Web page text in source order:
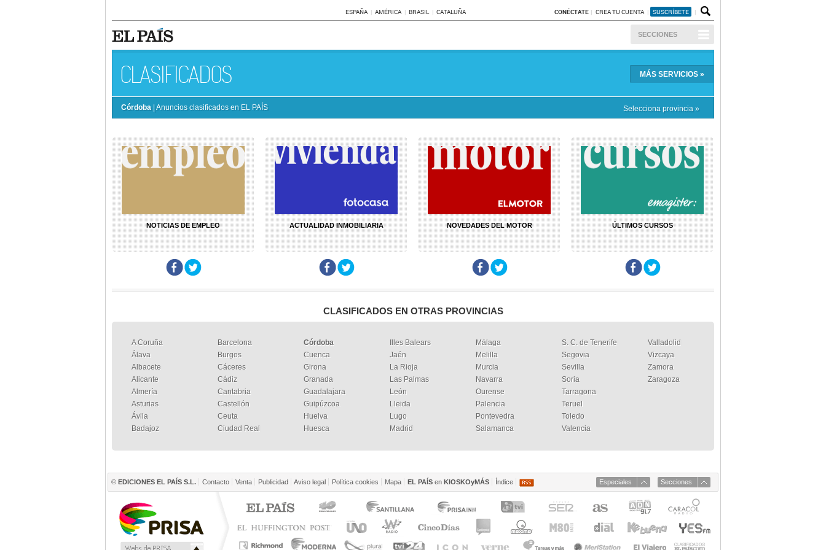
ESPAÑA AMÉRICA BRASIL CATALUÑA CONÉCTATE CREA TU CUENTA SUSCRÍBETE
SECCIONES
MÁS SERVICIOS »
CLASIFICADOS
Córdoba | Anuncios clasificados en EL PAÍS Selecciona provincia »
NOTICIAS DE EMPLEO ACTUALIDAD INMOBILIARIA NOVEDADES DEL MOTOR ÚLTIMOS CURSOS
CLASIFICADOS EN OTRAS PROVINCIAS
A Coruña
Álava
Albacete
Alicante
Almería
Asturias
Ávila
Badajoz
Barcelona
Burgos
Cáceres
Cádiz
Cantabria
Castellón
Ceuta
Ciudad Real
Córdoba
Cuenca
Girona
Granada
Guadalajara
Guipúzcoa
Huelva
Huesca
Illes Balears
Jaén
La Rioja
Las Palmas
León
Lleida
Lugo
Madrid
Málaga
Melilla
Murcia
Navarra
Ourense
Palencia
Pontevedra
Salamanca
S. C. de Tenerife
Segovia
Sevilla
Soria
Tarragona
Teruel
Toledo
Valencia
Valladolid
Vizcaya
Zamora
Zaragoza
Secciones
Especiales
© EDICIONES EL PAÍS S.L. Contacto Venta Publicidad Aviso legal Política cookies Mapa EL PAÍS en KIOSKOyMÁS Índice